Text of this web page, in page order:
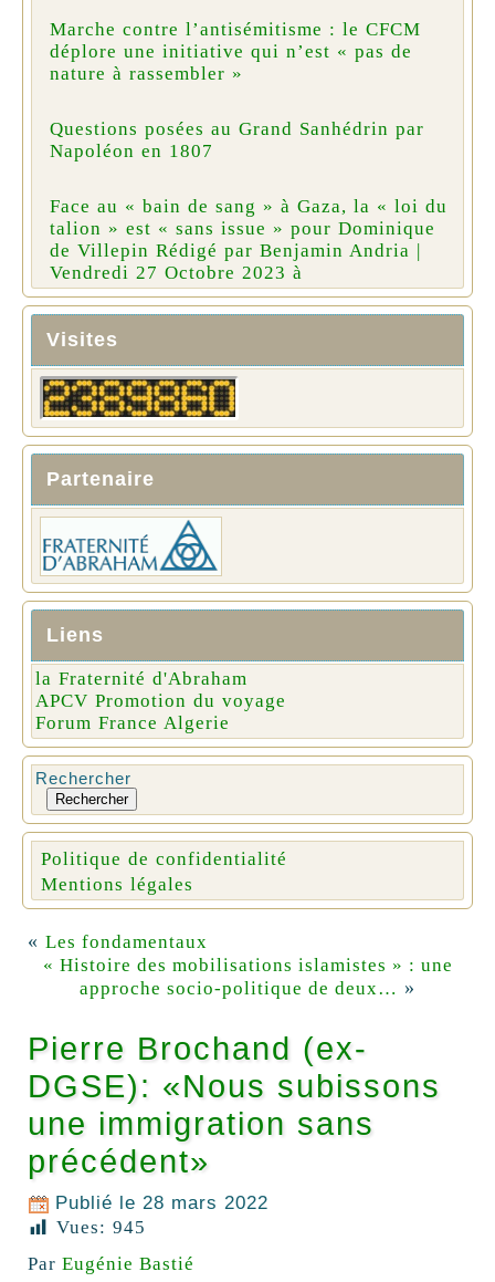
Marche contre l’antisémitisme : le CFCM
déplore une initiative qui n’est « pas de
nature à rassembler »
Questions posées au Grand Sanhédrin par
Napoléon en 1807
Face au « bain de sang » à Gaza, la « loi du
talion » est « sans issue » pour Dominique
de Villepin Rédigé par Benjamin Andria |
Vendredi 27 Octobre 2023 à
Visites
Partenaire
Liens
la Fraternité d'Abraham
APCV Promotion du voyage
Forum France Algerie
Rechercher
Rechercher
Politique de confidentialité
Mentions légales
« Les fondamentaux
« Histoire des mobilisations islamistes » : une
approche socio-politique de deux… »
Pierre Brochand (ex-
DGSE): «Nous subissons
une immigration sans
précédent»
Publié le 28 mars 2022
Vues: 945
Par Eugénie Bastié